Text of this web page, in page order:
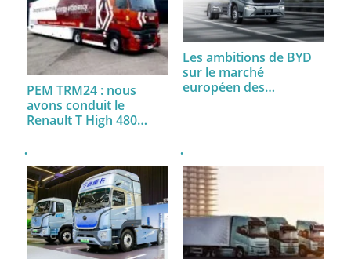
PEM TRM24 : nous
avons conduit le
Renault T High 480…
Les ambitions de BYD
sur le marché
européen des…